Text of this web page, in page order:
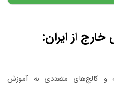
خارج از ایران:
و کالج‌های متعددی به آموزش